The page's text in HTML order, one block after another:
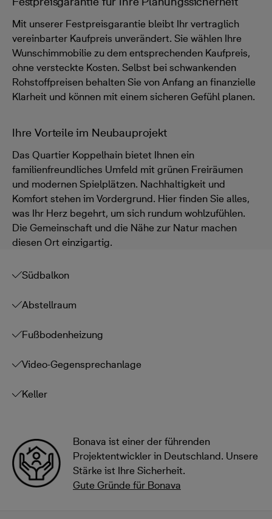
Mit unserer Festpreisgarantie bleibt Ihr vertraglich
vereinbarter Kaufpreis unverändert. Sie wählen Ihre
Wunschimmobilie zu dem entsprechenden Kaufpreis,
ohne versteckte Kosten. Selbst bei schwankenden
Rohstoffpreisen behalten Sie von Anfang an finanzielle
Klarheit und können mit einem sicheren Gefühl planen.
Ihre Vorteile im Neubauprojekt
Das Quartier Koppelhain bietet Ihnen ein
familienfreundliches Umfeld mit grünen Freiräumen
und modernen Spielplätzen. Nachhaltigkeit und
Komfort stehen im Vordergrund. Hier finden Sie alles,
was Ihr Herz begehrt, um sich rundum wohlzufühlen.
Die Gemeinschaft und die Nähe zur Natur machen
diesen Ort einzigartig.
Südbalkon
Abstellraum
Fußbodenheizung
Video-Gegensprechanlage
Keller
Bonava ist einer der führenden
Projektentwickler in Deutschland. Unsere
Stärke ist Ihre Sicherheit.
Gute Gründe für Bonava